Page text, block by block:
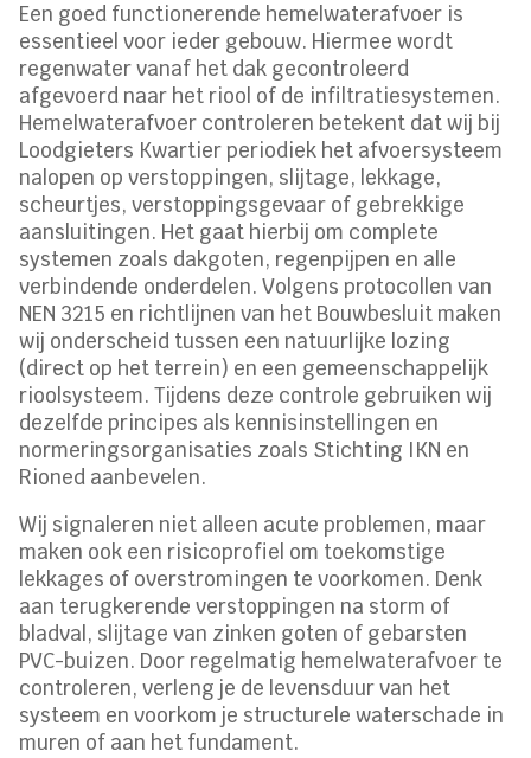
Een goed functionerende hemelwaterafvoer is
essentieel voor ieder gebouw. Hiermee wordt
regenwater vanaf het dak gecontroleerd
afgevoerd naar het riool of de infiltratiesystemen.
Hemelwaterafvoer controleren betekent dat wij bij
Loodgieters Kwartier periodiek het afvoersysteem
nalopen op verstoppingen, slijtage, lekkage,
scheurtjes, verstoppingsgevaar of gebrekkige
aansluitingen. Het gaat hierbij om complete
systemen zoals dakgoten, regenpijpen en alle
verbindende onderdelen. Volgens protocollen van
NEN 3215 en richtlijnen van het Bouwbesluit maken
wij onderscheid tussen een natuurlijke lozing
(direct op het terrein) en een gemeenschappelijk
rioolsysteem. Tijdens deze controle gebruiken wij
dezelfde principes als kennisinstellingen en
normeringsorganisaties zoals Stichting IKN en
Rioned aanbevelen.
Wij signaleren niet alleen acute problemen, maar
maken ook een risicoprofiel om toekomstige
lekkages of overstromingen te voorkomen. Denk
aan terugkerende verstoppingen na storm of
bladval, slijtage van zinken goten of gebarsten
PVC-buizen. Door regelmatig hemelwaterafvoer te
controleren, verleng je de levensduur van het
systeem en voorkom je structurele waterschade in
muren of aan het fundament.